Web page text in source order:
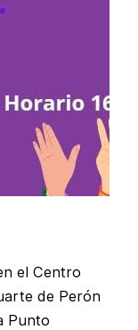
el Centro
de Perón
Punto